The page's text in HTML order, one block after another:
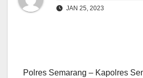
JAN 25, 2023
Polres Semarang – Kapolres